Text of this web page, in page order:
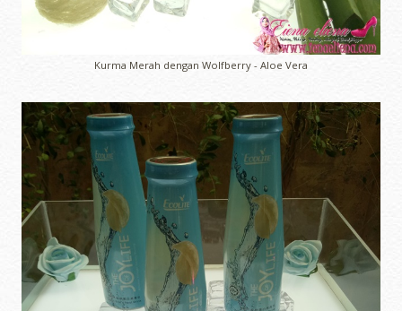
Kurma Merah dengan Wolfberry - Aloe Vera